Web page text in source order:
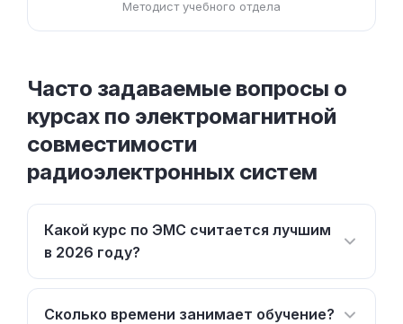
Методист учебного отдела
Часто задаваемые вопросы о
курсах по электромагнитной
совместимости
радиоэлектронных систем
Какой курс по ЭМС считается лучшим
в 2026 году?
Сколько времени занимает обучение?